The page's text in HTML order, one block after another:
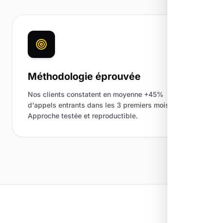
Méthodologie éprouvée
Nos clients constatent en moyenne +45%
d'appels entrants dans les 3 premiers mois.
Approche testée et reproductible.